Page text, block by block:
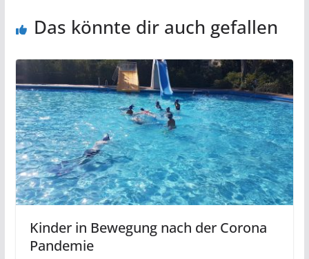
Das könnte dir auch gefallen
Kinder in Bewegung nach der Corona
Pandemie